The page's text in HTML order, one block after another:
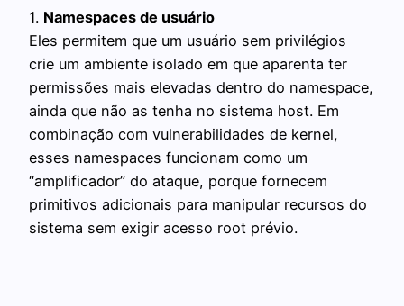
1. Namespaces de usuário
Eles permitem que um usuário sem privilégios
crie um ambiente isolado em que aparenta ter
permissões mais elevadas dentro do namespace,
ainda que não as tenha no sistema host. Em
combinação com vulnerabilidades de kernel,
esses namespaces funcionam como um
“amplificador” do ataque, porque fornecem
primitivos adicionais para manipular recursos do
sistema sem exigir acesso root prévio.